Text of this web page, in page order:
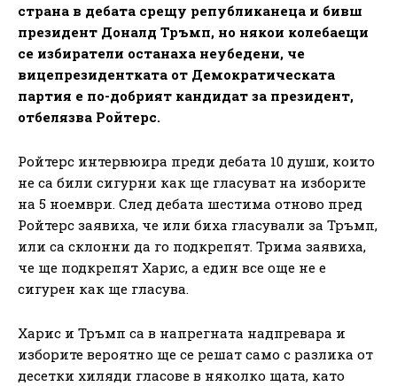
страна в дебата срещу републиканеца и бивш
президент Доналд Тръмп, но някои колебаещи
се избиратели останаха неубедени, че
вицепрезидентката от Демократическата
партия е по-добрият кандидат за президент,
отбелязва Ройтерс.
Ройтерс интервюира преди дебата 10 души, които
не са били сигурни как ще гласуват на изборите
на 5 ноември. След дебата шестима отново пред
Ройтерс заявиха, че или биха гласували за Тръмп,
или са склонни да го подкрепят. Трима заявиха,
че ще подкрепят Харис, а един все още не е
сигурен как ще гласува.
Харис и Тръмп са в напрегната надпревара и
изборите вероятно ще се решат само с разлика от
десетки хиляди гласове в няколко щата, като